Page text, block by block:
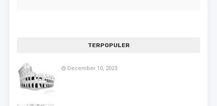
TERPOPULER
December 10, 2023